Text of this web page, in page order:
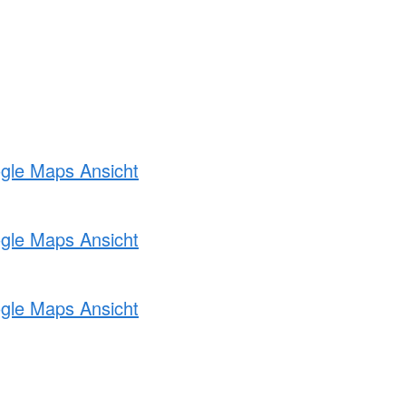
Maps Ansicht
Maps Ansicht
Maps Ansicht